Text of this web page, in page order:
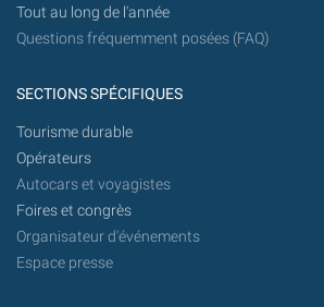
Tout au long de l'année
Questions fréquemment posées (FAQ)
SECTIONS SPÉCIFIQUES
Tourisme durable
Opérateurs
Autocars et voyagistes
Foires et congrès
Organisateur d'événements
Espace presse